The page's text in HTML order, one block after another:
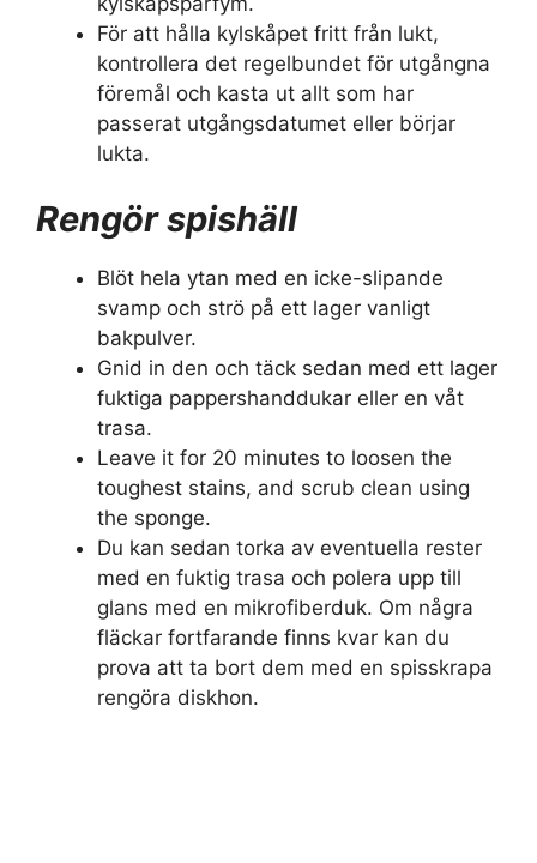
För att hålla kylskåpet fritt från lukt,
kontrollera det regelbundet för utgångna
föremål och kasta ut allt som har
passerat utgångsdatumet eller börjar
lukta.
Rengör spishäll
Blöt hela ytan med en icke-slipande
svamp och strö på ett lager vanligt
bakpulver.
Gnid in den och täck sedan med ett lager
fuktiga pappershanddukar eller en våt
trasa.
Leave it for 20 minutes to loosen the
toughest stains, and scrub clean using
the sponge.
Du kan sedan torka av eventuella rester
med en fuktig trasa och polera upp till
glans med en mikrofiberduk. Om några
fläckar fortfarande finns kvar kan du
prova att ta bort dem med en spisskrapa
rengöra diskhon.